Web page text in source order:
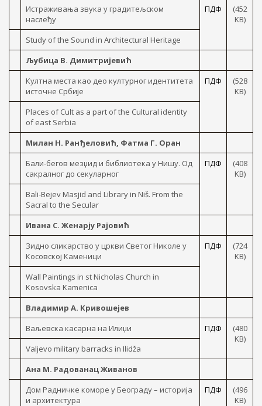
Истраживања звука у градитељском
наслеђу
ПДФ
(452
KB)
Study of the Sound in Architectural Heritage
Љубица В. Димитријевић
Култна места као део културног идентитета
источне Србије
ПДФ
(528
KB)
Places of Cult as a part of the Cultural identity
of east Serbia
Милан Н. Ранђеловић, Фатма Г. Оран
Бали-бегов мезџид и библиотека у Нишу. Од
сакралног до секуларног
ПДФ
(408
KB)
Bali-Bejev Masjid and Library in Niš. From the
Sacral to the Secular
Ивана С. Женарју Рајовић
Зидно сликарство у цркви Светог Николе у
Косовској Каменици
ПДФ
(724
KB)
Wall Paintings in st Nicholas Church in
Kosovska Kamenica
Владимир А. Кривошејев
Ваљевска касарна на Илиџи
ПДФ
(480
KB)
Valjevo military barracks in Ilidža
Ана М. Радованац Живанов
Дом Радничке коморе у Београду – историја
и архитектура
ПДФ
(496
KB)